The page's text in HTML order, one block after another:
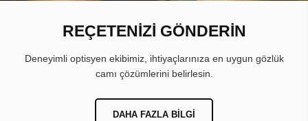
REÇETENİZİ GÖNDERİN
Deneyimli optisyen ekibimiz, ihtiyaçlarınıza en uygun gözlük
camı çözümlerini belirlesin.
DAHA FAZLA BILGI